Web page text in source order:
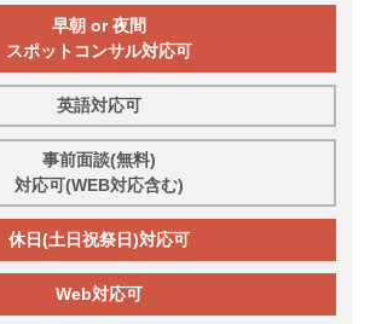
早朝 or 夜間
スポットコンサル対応可
英語対応可
事前面談(無料)
対応可(WEB対応含む)
休日(土日祝祭日)対応可
Web対応可